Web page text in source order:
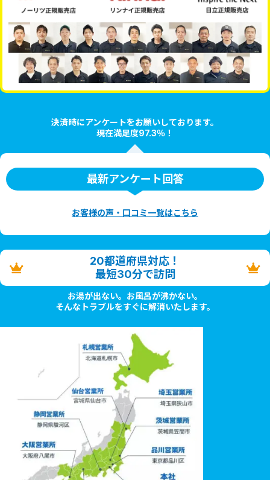
決済時にアンケートをお願いしております。
現在満足度97.3％！
最新アンケート回答
お客様の声・口コミ一覧はこちら
20都道府県対応！
最短30分で訪問
お湯が出ない。お風呂が沸かない。
そんなトラブルをすぐに解消いたします。